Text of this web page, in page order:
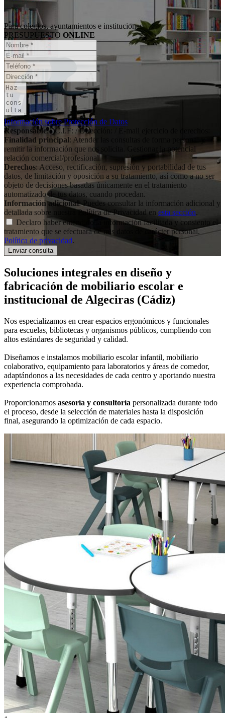
Para colegios, ayuntamientos e instituciones
PRESUPUESTO ONLINE
Información sobre Protección de Datos
Responsable: / C.I.F: / Dirección: / E-mail ejercicio de derechos:
Finalidad principal: Atender las consultas de forma personal y
remitir la información que nos solicita. Gestionar la potencial
relación comercial/profesional.
Derechos: Acceso, rectificación, supresión y portabilidad de tus
datos, de limitación y oposición a su tratamiento, así como a no ser
objeto de decisiones basadas únicamente en el tratamiento
automatizado de tus datos, cuando procedan.
Información adicional: Puedes consultar la información adicional y
detallada sobre nuestra Política de Privacidad en esta sección.
Declaro haber entendido la información facilitada y consiento el
tratamiento que se efectuará de mis datos de carácter personal.
Política de privacidad.
Soluciones integrales en diseño y
fabricación de mobiliario escolar e
institucional de Algeciras (Cádiz)
Nos especializamos en crear espacios ergonómicos y funcionales
para escuelas, bibliotecas y organismos públicos, cumpliendo con
altos estándares de seguridad y calidad.
Diseñamos e instalamos mobiliario escolar infantil, mobiliario
colaborativo, equipamiento para laboratorios y áreas de comedor,
adaptándonos a las necesidades de cada centro y aportando nuestra
experiencia comprobada.
Proporcionamos asesoría y consultoría personalizada durante todo
el proceso, desde la selección de materiales hasta la disposición
final, asegurando la optimización de cada espacio.